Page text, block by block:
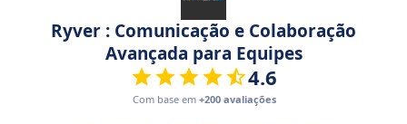
Ryver : Comunicação e Colaboração
Avançada para Equipes
4.6
Com base em +200 avaliações